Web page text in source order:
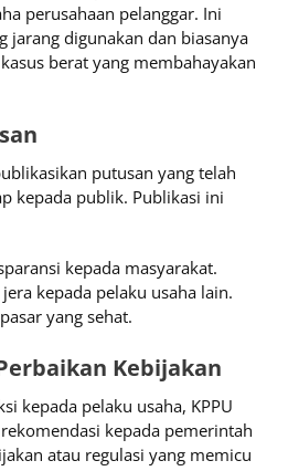
perusahaan pelanggar. Ini
jarang digunakan dan biasanya
berat yang membahayakan
putusan yang telah
kepada publik. Publikasi ini
kepada masyarakat.
kepada pelaku usaha lain.
yang sehat.
Kebijakan
kepada pelaku usaha, KPPU
kepada pemerintah
atau regulasi yang memicu